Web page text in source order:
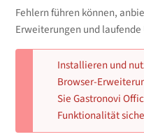
Fehlern führen können,
Erweiterungen und
Installieren und
Browser-
Sie Gastronovi
Funktionalität